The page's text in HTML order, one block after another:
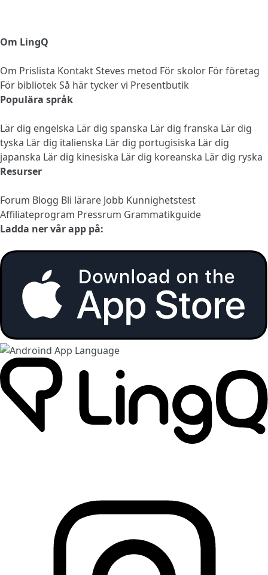
Om LingQ
Om Prislista KontaktSteves metod För skolor För företag
För bibliotek Så här tycker vi Presentbutik
Populära språk
Lär dig engelska Lär dig spanska Lär dig franska Lär dig
tyska Lär dig italienska Lär dig portugisiska Lär dig
japanska Lär dig kinesiska Lär dig koreanska Lär dig ryska
Resurser
Forum Blogg Bli lärare Jobb Kunnighetstest
Affiliateprogram Pressrum Grammatikguide
Ladda ner vår app på: